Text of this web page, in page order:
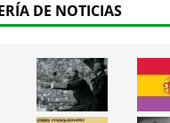
DE NOTICIAS